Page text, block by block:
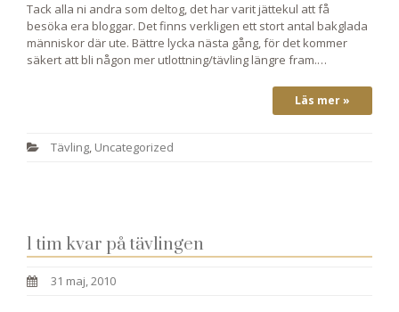
Tack alla ni andra som deltog, det har varit jättekul att få
besöka era bloggar. Det finns verkligen ett stort antal bakglada
människor där ute. Bättre lycka nästa gång, för det kommer
säkert att bli någon mer utlottning/tävling längre fram.…
Läs mer »
Tävling Uncategorized
1 tim kvar på tävlingen
31 maj, 2010